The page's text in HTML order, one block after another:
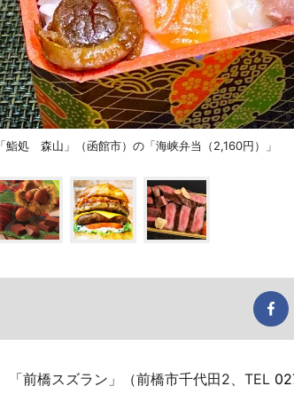
「鮨処 森山」（函館市）の「海峡弁当（2,160円）」
「前橋スズラン」（前橋市千代田2、TEL